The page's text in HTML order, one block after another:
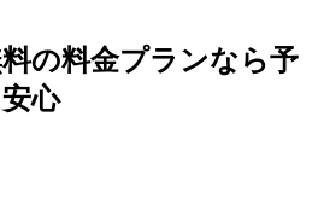
の料金プランなら予
心